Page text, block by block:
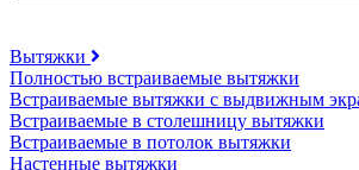
Вытяжки
Полностью встраиваемые вытяжки
Встраиваемые вытяжки с выдвижным
Встраиваемые в столешницу вытяжки
Встраиваемые в потолок вытяжки
Настенные вытяжки